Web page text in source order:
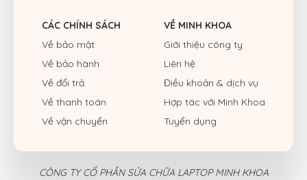
CÁC CHÍNH SÁCH
Về bảo mật
Về bảo hành
Về đổi trả
Về thanh toán
Về vận chuyển
VỀ MINH KHOA
Giới thiệu công ty
Liên hệ
Điều khoản & dịch vụ
Hợp tác với Minh Khoa
Tuyển dụng
CÔNG TY CỔ PHẦN SỬA CHỮA LAPTOP MINH KHOA